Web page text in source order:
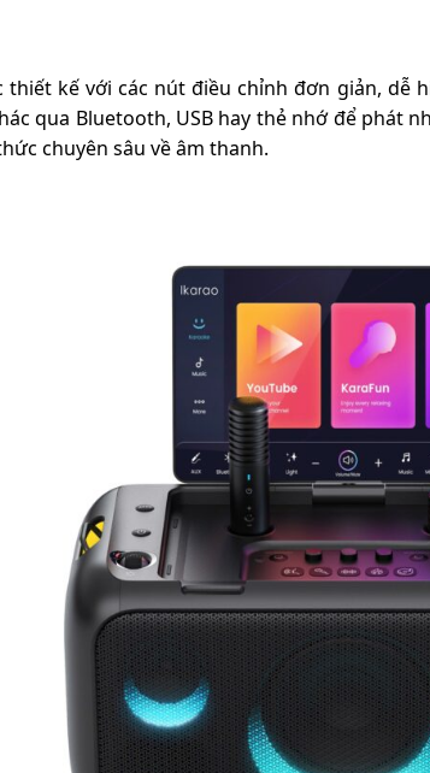
kế với các nút điều chỉnh đơn giản, dễ
qua Bluetooth, USB hay thẻ nhớ để phát
chuyên sâu về âm thanh.